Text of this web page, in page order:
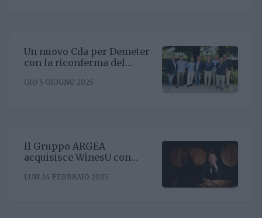
Un nuovo Cda per Demeter
con la riconferma del
GIO 5 GIUGNO 2025
Il Gruppo ARGEA
acquisisce WinesU con
posizionamento negli Stati
LUN 24 FEBBRAIO 2025